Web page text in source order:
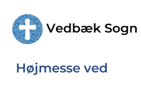
Højmesse ved